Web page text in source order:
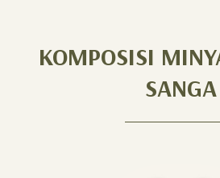
KOMPOSISI
SANGA